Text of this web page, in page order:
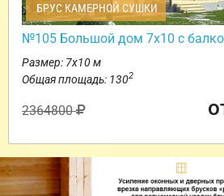
БРУС КАМЕРНОЙ СУШКИ
№105 Большой дом 7х10 с
Размер: 7х10 м
Общая площадь: 1302
2364800